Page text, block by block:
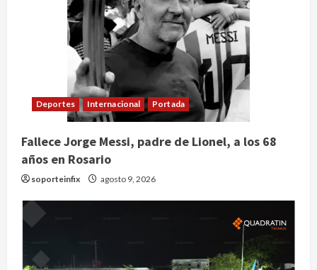
Deportes Internacional Portada
Fallece Jorge Messi, padre de Lionel, a los 68
años en Rosario
soporteinfix agosto 9, 2026